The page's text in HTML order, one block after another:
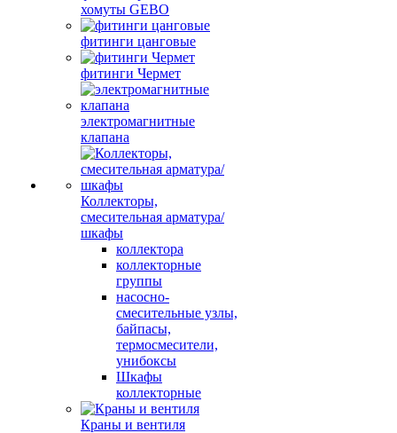
хомуты GEBO
фитинги цанговые
фитинги Чермет
электромагнитные
клапана
Коллекторы,
смесительная арматура/
шкафы
коллектора
коллекторные
группы
насосно-
смесительные узлы,
байпасы,
термосмесители,
унибоксы
Шкафы
коллекторные
Краны и вентиля